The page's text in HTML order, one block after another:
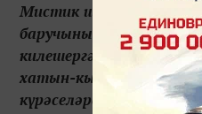
Мистик шоуның
баручының җәнҗаллы
килешергә теләми
хатын-кызларны
күрәселәре килми,